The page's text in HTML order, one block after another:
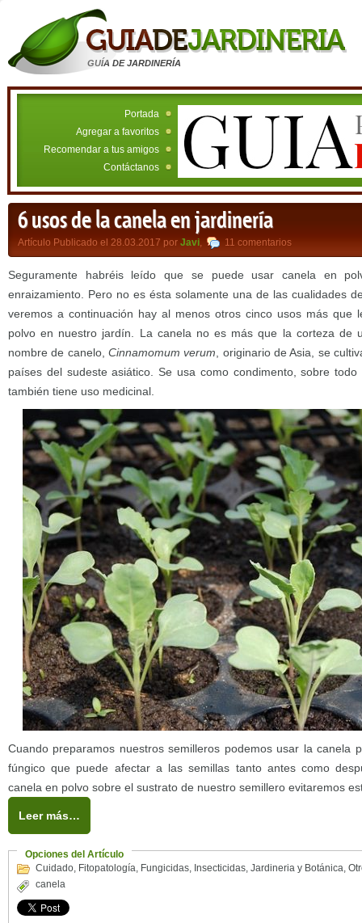
GUÍA DE JARDINERÍA
Portada
Agregar a favoritos
Recomendar a tus amigos
Contáctanos
6 usos de la canela en jardinería
Artículo Publicado el 28.03.2017 por Javi, 11 comentarios
Seguramente habréis leído que se puede usar canela en
enraizamiento. Pero no es ésta solamente una de las cualidades
veremos a continuación hay al menos otros cinco usos más que
polvo en nuestro jardín. La canela no es más que la corteza de
nombre de canelo, Cinnamomum verum , originario de Asia, se
países del sudeste asiático. Se usa como condimento, sobre
también tiene uso medicinal.
Cuando preparamos nuestros semilleros podemos usar la canela
fúngico que puede afectar a las semillas tanto antes como
canela en polvo sobre el sustrato de nuestro semillero evitaremos
Leer más…
Opciones del Artículo
Cuidado, Fitopatología, Fungicidas, Insecticidas, Jardineria y Botánica,
canela